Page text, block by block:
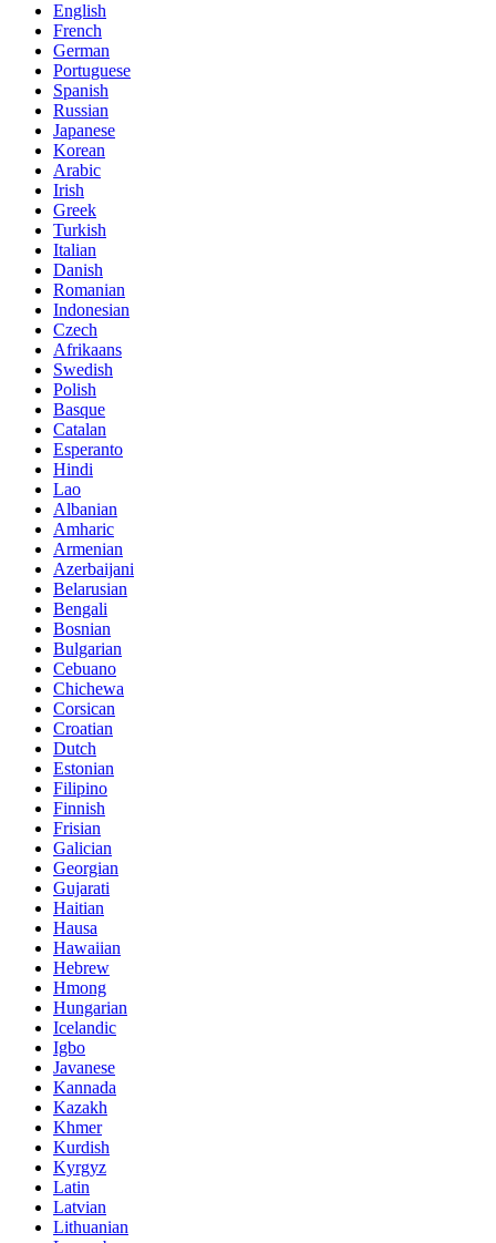
English
French
German
Portuguese
Spanish
Russian
Japanese
Korean
Arabic
Irish
Greek
Turkish
Italian
Danish
Romanian
Indonesian
Czech
Afrikaans
Swedish
Polish
Basque
Catalan
Esperanto
Hindi
Lao
Albanian
Amharic
Armenian
Azerbaijani
Belarusian
Bengali
Bosnian
Bulgarian
Cebuano
Chichewa
Corsican
Croatian
Dutch
Estonian
Filipino
Finnish
Frisian
Galician
Georgian
Gujarati
Haitian
Hausa
Hawaiian
Hebrew
Hmong
Hungarian
Icelandic
Igbo
Javanese
Kannada
Kazakh
Khmer
Kurdish
Kyrgyz
Latin
Latvian
Lithuanian